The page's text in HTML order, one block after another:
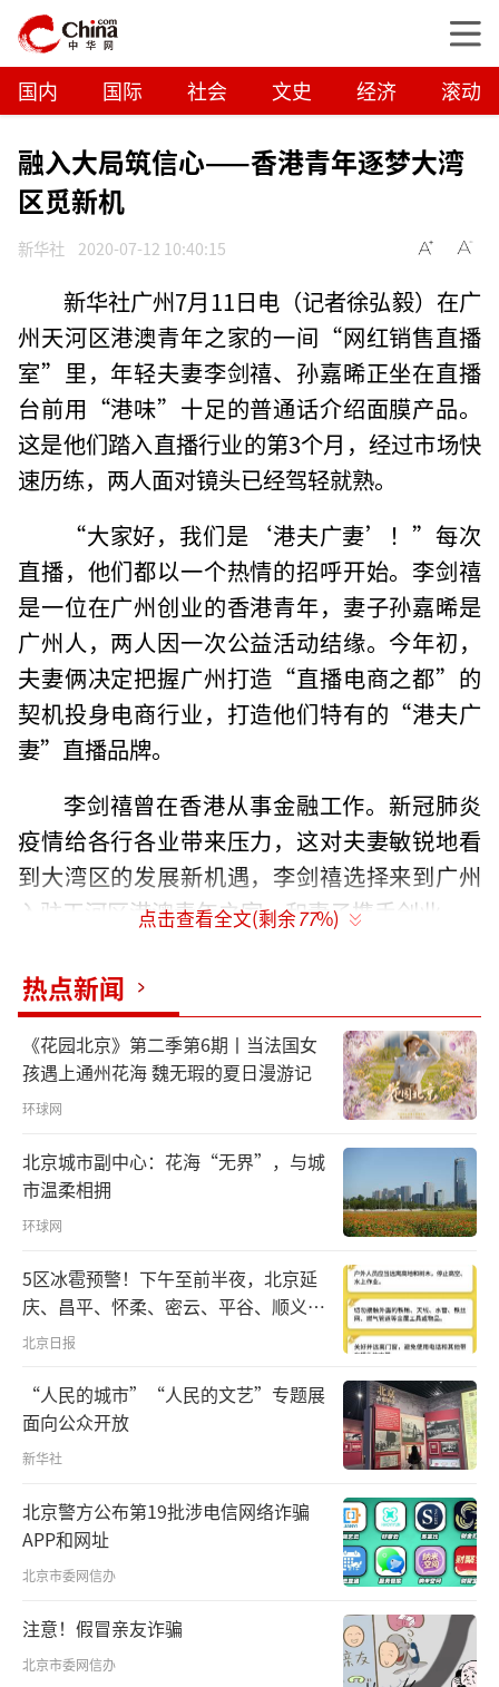
国内 国际 社会 文史 经济 滚动
融入大局筑信心——香港青年逐梦大湾
区觅新机
新华社 2020-07-12 10:40:15
新华社广州7月11日电（记者徐弘毅）在广
州天河区港澳青年之家的一间“网红销售直播
室”里，年轻夫妻李剑禧、孙嘉晞正坐在直播
台前用“港味”十足的普通话介绍面膜产品。
这是他们踏入直播行业的第3个月，经过市场快
速历练，两人面对镜头已经驾轻就熟。
“大家好，我们是‘港夫广妻’！”每次
直播，他们都以一个热情的招呼开始。李剑禧
是一位在广州创业的香港青年，妻子孙嘉晞是
广州人，两人因一次公益活动结缘。今年初，
夫妻俩决定把握广州打造“直播电商之都”的
契机投身电商行业，打造他们特有的“港夫广
妻”直播品牌。
李剑禧曾在香港从事金融工作。新冠肺炎
疫情给各行各业带来压力，这对夫妻敏锐地看
到大湾区的发展新机遇，李剑禧选择来到广州
入驻天河区港澳青年之家，和妻子携手创业。
等各种支持，对创业者具有吸引力。此外，企
业开办所需的工商注册、税务等流程，都可以
通过青年之家找专业人士帮忙。”李剑禧说。
天河区港澳青年之家旨在为港澳青年在穗
创业发展提供帮助。目前，广州共建成港澳台
青年创新创业基地32个，成功孵化企业200多
家。广州还成立了港澳青年创新创业服务中
心，为港澳青年提供咨询、创业指导等服务。
“港夫广妻”组合成立后，李剑禧、孙嘉
晞夫妻俩开始在短视频平台运营账号，其中不
少视频收获了可观的点击量。“不少网友喜欢
我老公说的‘港普’。”孙嘉晞说。
在近日举行的广州直播节上，“港夫广
妻”也帮助生意伙伴直播带货，反响良
好。“经历这次疫情，线上业务迎来风
口。”李剑禧说，疫情加速了他的职业转型，
今后希望通过直播带货将更多港货介绍到内地
市场。
点击查看全文(剩余77%)
热点新闻
《花园北京》第二季第6期丨当法国女
孩遇上通州花海 魏无瑕的夏日漫游记
环球网
北京城市副中心：花海“无界”，与城
市温柔相拥
环球网
5区冰雹预警！下午至前半夜，北京延
庆、昌平、怀柔、密云、平谷、顺义、
门头沟、房山等区有较明显降雨，伴七
北京日报
“人民的城市”“人民的文艺”专题展
面向公众开放
新华社
北京警方公布第19批涉电信网络诈骗
APP和网址
北京市委网信办
注意！假冒亲友诈骗
北京市委网信办